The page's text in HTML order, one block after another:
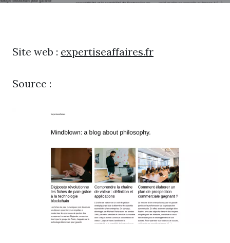
Site web : expertiseaffaires.fr
Source :